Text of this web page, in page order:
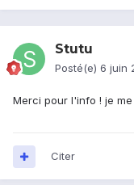
Stutu
Posté(e) 6 juin
Merci pour l'info ! je
Citer